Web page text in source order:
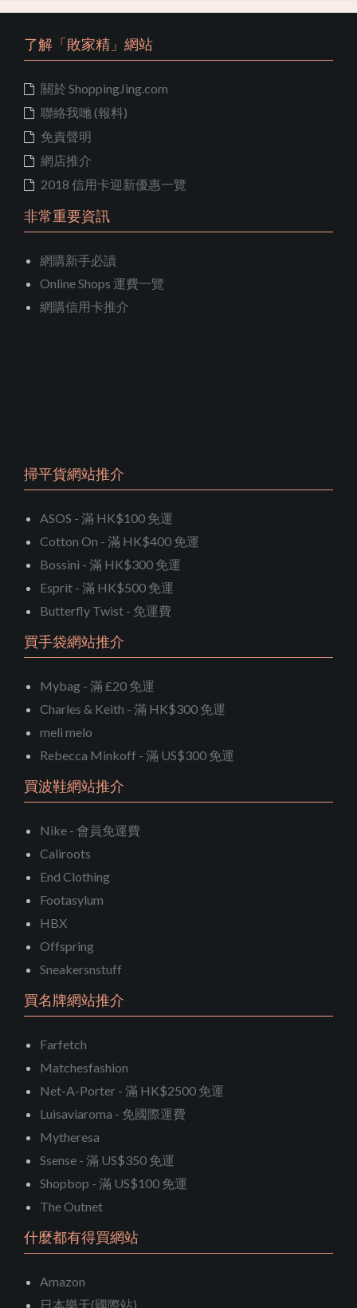
了解「敗家精」網站
關於 ShoppingJing.com
聯絡我哋 (報料)
免責聲明
網店推介
2018 信用卡迎新優惠一覽
非常重要資訊
網購新手必讀
Online Shops 運費一覽
網購信用卡推介
掃平貨網站推介
ASOS - 滿 HK$100 免運
Cotton On - 滿 HK$400 免運
Bossini - 滿 HK$300 免運
Esprit - 滿 HK$500 免運
Butterfly Twist - 免運費
買手袋網站推介
Mybag - 滿 £20 免運
Charles & Keith - 滿 HK$300 免運
meli melo
Rebecca Minkoff - 滿 US$300 免運
買波鞋網站推介
Nike - 會員免運費
Caliroots
End Clothing
Footasylum
HBX
Offspring
Sneakersnstuff
買名牌網站推介
Farfetch
Matchesfashion
Net-A-Porter - 滿 HK$2500 免運
Luisaviaroma - 免國際運費
Mytheresa
Ssense - 滿 US$350 免運
Shopbop - 滿 US$100 免運
The Outnet
什麼都有得買網站
Amazon
日本樂天(國際站)